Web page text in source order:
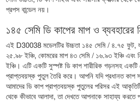
প্রপস বান্ডেল নয়।
১৪৫ সেমি ডি কাপের মাপ ও ব্যবহারের
এই D30038 মডেলটির উচ্চতা ১৪৫ সেমি / ৪.৭৫ ফুট,
২৫.৯৮ ইঞ্চি, কোমরের মাপ ৪৩ সেমি / ১৬.৯৩ ইঞ্চি এবং
ইঞ্চি। এটি একটি সুস্পষ্ট ডি কাপ শারীরিক গড়নসহ একটি
প্রাপ্তবয়স্ক পুতুল তৈরি করে। আপনি যদি প্রধানত কাপ
আমাদেরডি কাপ প্রাপ্তবয়স্ক পুতুলের পরিসরএই
থেকে কীভাবে আলাদা, তা দেখতে আপনাকে সাহায্য করতে